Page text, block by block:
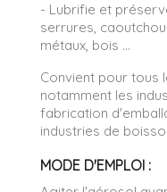
- Lubrifie et
serrures,
métaux, bois ...
Convient pour tous
notamment les
fabrication
industries de
MODE D'EMPLOI :